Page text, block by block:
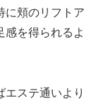
に頬のリフトア
感を得られるよ
ステ通いより